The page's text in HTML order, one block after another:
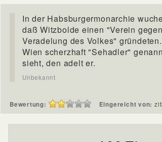
In der Habsburgermonarchie
daß Witzbolde einen "Verein
Veradelung des Volkes"
Wien scherzhaft "Sehadler"
sieht, den adelt er.
Unbekannt
Bewertung: Eingereicht von: